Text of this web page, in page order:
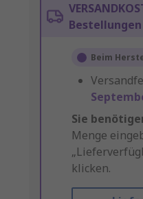
Bestellungen
Beim
Sie
Menge
klicken.